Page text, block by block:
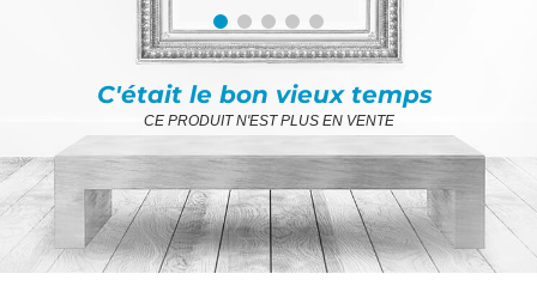
C'était le bon vieux temps
CE PRODUIT N'EST PLUS EN VENTE